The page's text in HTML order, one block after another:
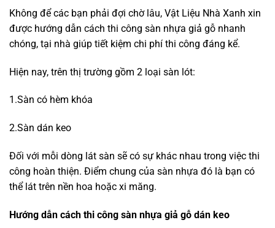
Không để các bạn phải đợi chờ lâu, Vật Liệu Nhà Xanh xin
được hướng dẫn cách thi công sàn nhựa giả gỗ nhanh
chóng, tại nhà giúp tiết kiệm chi phí thi công đáng kể.
Hiện nay, trên thị trường gồm 2 loại sàn lót:
1.Sàn có hèm khóa
2.Sàn dán keo
Đối với mỗi dòng lát sàn sẽ có sự khác nhau trong việc thi
công hoàn thiện. Điểm chung của sàn nhựa đó là bạn có
thể lát trên nền hoa hoặc xi măng.
Hướng dẫn cách thi công sàn nhựa giả gỗ dán keo